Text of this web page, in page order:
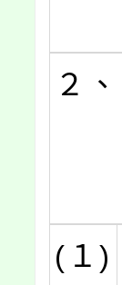
２、
(１)